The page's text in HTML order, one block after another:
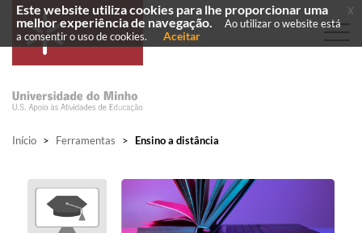
Início > Ferramentas > Ensino a distância
Este website utiliza cookies para lhe proporcionar uma
melhor experiência de navegação.
Ao utilizar o website está
a consentir o uso de cookies.
Aceitar
x